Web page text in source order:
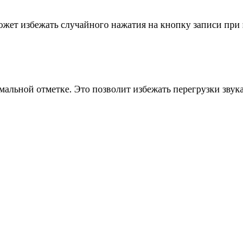
избежать случайного нажатия на кнопку записи
отметке. Это позволит избежать перегрузки